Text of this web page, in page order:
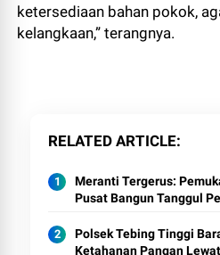
ketersediaan bahan pokok,
kelangkaan,” terangnya.
RELATED ARTICLE
Meranti Tergerus:
Pusat Bangun Tanggul
Polsek Tebing Tinggi
Ketahanan Pangan